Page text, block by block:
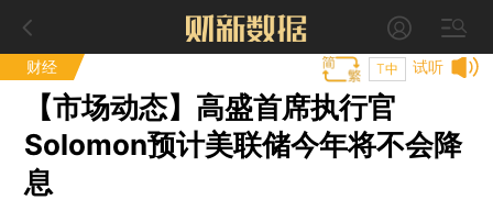
财经 试听
T中
【市场动态】高盛首席执行官
Solomon预计美联储今年将不会降
息